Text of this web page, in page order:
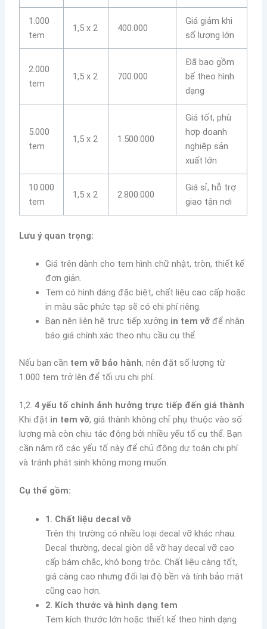
1.000
tem
1,5 x 2 400.000
Giá giảm khi
số lượng lớn
2.000
tem
1,5 x 2 700.000
Đã bao gồm
bế theo hình
dạng
5.000
tem
1,5 x 2 1.500.000
Giá tốt, phù
hợp doanh
nghiệp sản
xuất lớn
10.000
tem
1,5 x 2 2.800.000
Giá sỉ, hỗ trợ
giao tận nơi
Lưu ý quan trọng:
Giá trên dành cho tem hình chữ nhật, tròn, thiết kế
đơn giản.
Tem có hình dáng đặc biệt, chất liệu cao cấp hoặc
in màu sắc phức tạp sẽ có chi phí riêng.
Bạn nên liên hệ trực tiếp xưởng in tem vỡ để nhận
báo giá chính xác theo nhu cầu cụ thể.
Nếu bạn cần tem vỡ bảo hành, nên đặt số lượng từ
1.000 tem trở lên để tối ưu chi phí.
1,2.4 yếu tố chính ảnh hưởng trực tiếp đến giá thành
Khi đặt in tem vỡ, giá thành không chỉ phụ thuộc vào số
lượng mà còn chịu tác động bởi nhiều yếu tố cụ thể. Bạn
cần nắm rõ các yếu tố này để chủ động dự toán chi phí
và tránh phát sinh không mong muốn.
Cụ thể gồm:
1. Chất liệu decal vỡ
Trên thị trường có nhiều loại decal vỡ khác nhau.
Decal thường, decal giòn dễ vỡ hay decal vỡ cao
cấp bám chắc, khó bong tróc. Chất liệu càng tốt,
giá càng cao nhưng đổi lại độ bền và tính bảo mật
cũng cao hơn.
2. Kích thước và hình dạng tem
Tem kích thước lớn hoặc thiết kế theo hình dạng